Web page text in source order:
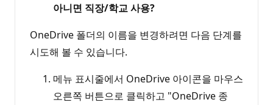
아니면 직장/학교 사용?
OneDrive 폴더의 이름을 변경하려면 다음 단계를
시도해 볼 수 있습니다.
메뉴 표시줄에서 OneDrive 아이콘을 마우스
오른쪽 버튼으로 클릭하고 "OneDrive 종